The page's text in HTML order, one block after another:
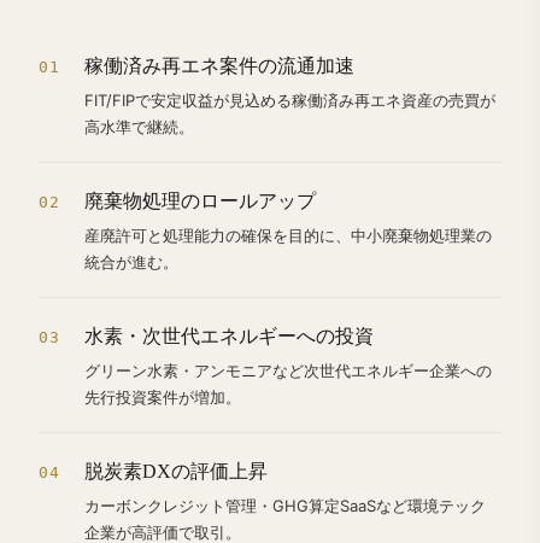
01 稼働済み再エネ案件の流通加速
FIT/FIPで安定収益が見込める稼働済み再エネ資産の売買が
高水準で継続。
02 廃棄物処理のロールアップ
産廃許可と処理能力の確保を目的に、中小廃棄物処理業の
統合が進む。
03 水素・次世代エネルギーへの投資
グリーン水素・アンモニアなど次世代エネルギー企業への
先行投資案件が増加。
04 脱炭素DXの評価上昇
カーボンクレジット管理・GHG算定SaaSなど環境テック
企業が高評価で取引。